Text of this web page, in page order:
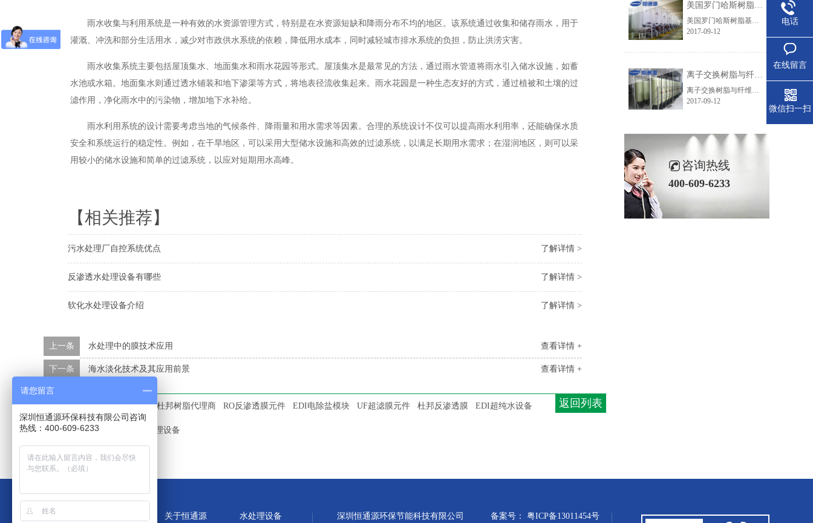
雨水收集与利用系统是一种有效的水资源管理方式，特别是在水资源短缺和降雨分布不均的地区。该系统通过收集和储存雨水，用于
灌溉、冲洗和部分生活用水，减少对市政供水系统的依赖，降低用水成本，同时减轻城市排水系统的负担，防止洪涝灾害。
雨水收集系统主要包括屋顶集水、地面集水和雨水花园等形式。屋顶集水是最常见的方法，通过雨水管道将雨水引入储水设施，如蓄
水池或水箱。地面集水则通过透水铺装和地下渗渠等方式，将地表径流收集起来。雨水花园是一种生态友好的方式，通过植被和土壤的过
滤作用，净化雨水中的污染物，增加地下水补给。
雨水利用系统的设计需要考虑当地的气候条件、降雨量和用水需求等因素。合理的系统设计不仅可以提高雨水利用率，还能确保水质
安全和系统运行的稳定性。例如，在干旱地区，可以采用大型储水设施和高效的过滤系统，以满足长期用水需求；在湿润地区，则可以采
用较小的储水设施和简单的过滤系统，以应对短期用水高峰。
【相关推荐】
了解详情 >
污水处理厂自控系统优点
了解详情 >
反渗透水处理设备有哪些
了解详情 >
软化水处理设备介绍
查看详情 +
上一条 水处理中的膜技术应用
查看详情 +
下一条 海水淡化技术及其应用前景
返回列表
本文标签： IONPURE EDI 杜邦树脂代理商 RO反渗透膜元件 EDI电除盐模块 UF超滤膜元件 杜邦反渗透膜 EDI超纯水设备
中水回用设备 垃圾渗滤液处理设备
美国罗门哈斯树脂基体结构的化学稳定性
美国罗门哈斯树脂基体结构的化学稳定性：工业级的罗门哈斯离子交换树脂交联度都较高,足够保证其不溶解性。当然新树脂在最初运行的时候可能会释放少量的低聚物或其它一些溶解性物质,但这种影响只是短期的。高的氧化环境(如有氯或铬酸存在的环境)可能会破坏树脂的化学结构和交联结构。试验表明,DVB含量为8%的聚苯乙烯磺......
2017-09-12
离子交换树脂与纤维粉混合供货的优点
离子交换树脂与纤维粉混合供货有哪些优点呢？离子交换树脂和纤维粉的区别，主要体现在：1、完全能够满足所有电厂凝结水质的要求，确保阴、阳树脂之间以及树脂与纤维粉之间的最佳比例，达到最佳的运行效果。2、罗门哈斯出厂时树脂采用专业设备混合，确保阴、阳树脂、纤维粉比人工调配混合更加均匀，提高使用效果。3、......
2017-09-12
咨询热线
400-609-6233
关于恒通源 水处理设备 深圳恒通源环保节能科技有限公司 备案号： 粤ICP备13011454号
电话
在线留言
微信扫一扫
请您留言
深圳恒通源环保科技有限公司咨询
热线：400-609-6233